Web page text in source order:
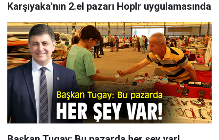
Karşıyaka'nın 2.el pazarı Hoplr uygulamasında